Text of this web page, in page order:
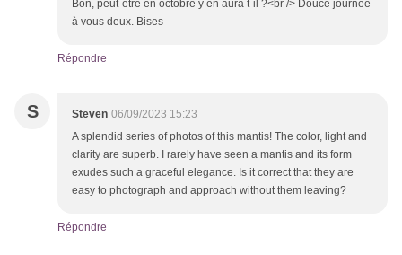
Bon, peut-être en octobre y en aura t-il ?<br /> Douce journée
à vous deux. Bises
Répondre
S Steven 06/09/2023 15:23
A splendid series of photos of this mantis! The color, light and
clarity are superb. I rarely have seen a mantis and its form
exudes such a graceful elegance. Is it correct that they are
easy to photograph and approach without them leaving?
Répondre